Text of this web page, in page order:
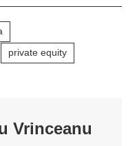
private equity
Vrinceanu